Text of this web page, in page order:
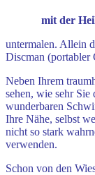
mit der
untermalen. Allein
Discman (portabler
Neben Ihrem
sehen, wie sehr
wunderbaren
Ihre Nähe, selbst
nicht so stark
verwenden.
Schon von den